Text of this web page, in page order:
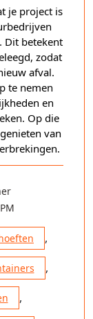
je project is
Dit betekent
zodat
afval.
te nemen
en
Op die
van
,
,
,